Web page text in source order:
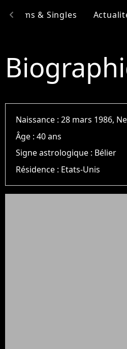
Albums & Singles
chevron_left
Naissance :28 mars 1986,
Âge :40 ans
Signe astrologique : Bélier
Résidence : Etats-Unis